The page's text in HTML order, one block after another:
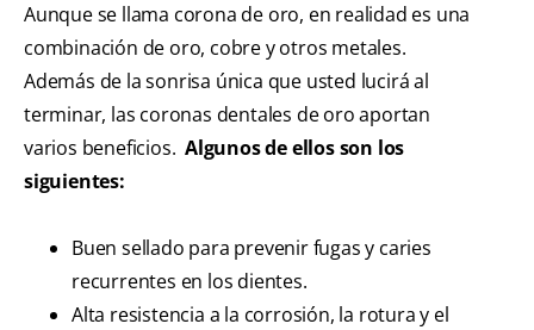
Aunque se llama corona de oro, en realidad es una
combinación de oro, cobre y otros metales.
Además de la sonrisa única que usted lucirá al
terminar, las coronas dentales de oro aportan
varios beneficios. Algunos de ellos son los
siguientes:
Buen sellado para prevenir fugas y caries
recurrentes en los dientes.
Alta resistencia a la corrosión, la rotura y el